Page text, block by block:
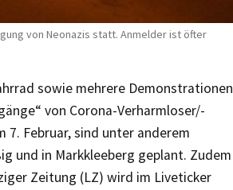
von Neonazis statt. Anmelder ist öfter
sowie mehrere Demonstrationen
von Corona-Verharmloser/-
Februar, sind unter anderem
und in Markkleeberg geplant. Zudem
Zeitung (LZ) wird im Liveticker